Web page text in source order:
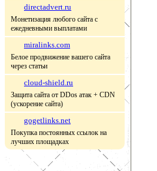
directadvert.ru
Монетизация любого сайта с
ежедневными выплатами
miralinks.com
Белое продвижение вашего сайта
через статьи
cloud-shield.ru
Защита сайта от DDos атак + CDN
(ускорение сайта)
gogetlinks.net
Покупка постоянных ссылок на
лучших площадках